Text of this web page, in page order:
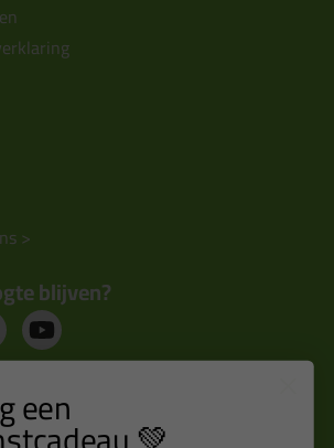
>
blijven?
deals rechtstreeks in je
een